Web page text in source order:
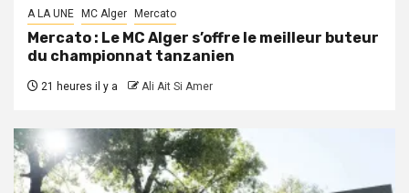
A LA UNE MC Alger Mercato
Mercato : Le MC Alger s’offre le meilleur buteur
du championnat tanzanien
21 heures il y a Ali Ait Si Amer